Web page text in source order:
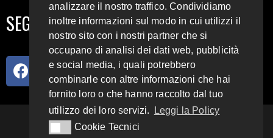
SEGUICI SUI SOCIAL
analizzare il nostro traffico. Condividiamo
inoltre informazioni sul modo in cui utilizzi il
nostro sito con i nostri partner che si
occupano di analisi dei dati web, pubblicità
e social media, i quali potrebbero
combinarle con altre informazioni che hai
fornito loro o che hanno raccolto dal tuo
utilizzo dei loro servizi.
Leggi la Policy
Cookie Tecnici
Cookie Tecnici